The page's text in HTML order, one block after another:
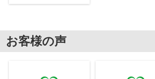
お客様の声